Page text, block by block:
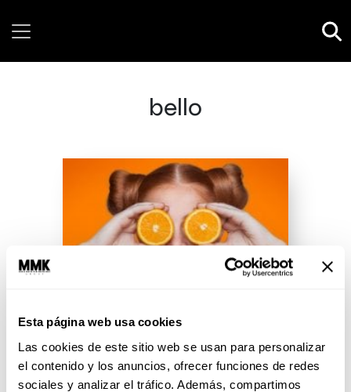
Esta página web usa cookies
Las cookies de este sitio web se usan para personalizar
el contenido y los anuncios, ofrecer funciones de redes
sociales y analizar el tráfico. Además, compartimos
bello
¿La belleza te da la felicidad?